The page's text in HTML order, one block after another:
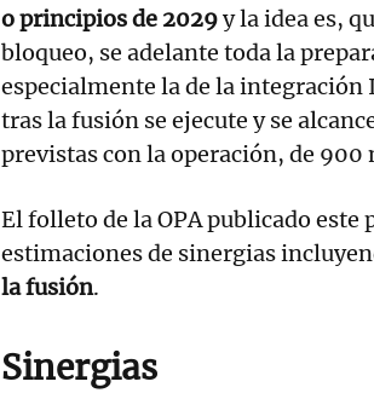
o principios de 2029y la idea es,
bloqueo, se adelante toda la
especialmente la de la integración
tras la fusión se ejecute y se
previstas con la operación, de 900
El folleto de la OPA publicado este
estimaciones de sinergias
la fusión.
Sinergias